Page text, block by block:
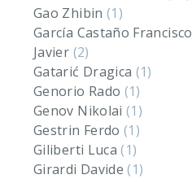
Gao Zhibin (1)
García Castaño Francisco
Javier (2)
Gatarić Dragica (1)
Genorio Rado (1)
Genov Nikolai(1)
Gestrin Ferdo(1)
Giliberti Luca(1)
Girardi Davide(1)